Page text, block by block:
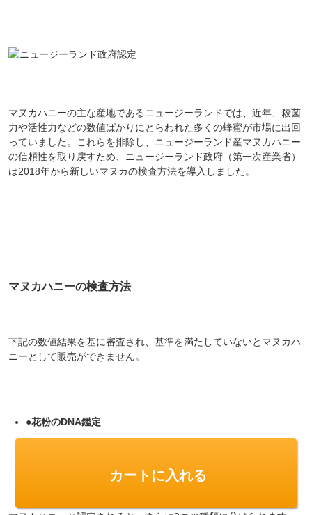
マヌカハニーの主な産地であるニュージーランドでは、近年、殺菌
力や活性力などの数値ばかりにとらわれた多くの蜂蜜が市場に出回
っていました。これらを排除し、ニュージーランド産マヌカハニー
の信頼性を取り戻すため、ニュージーランド政府（第一次産業省）
は2018年から新しいマヌカの検査方法を導入しました。
マヌカハニーの検査方法
下記の数値結果を基に審査され、基準を満たしていないとマヌカハ
ニーとして販売ができません。
●花粉のDNA鑑定
カートに入れる